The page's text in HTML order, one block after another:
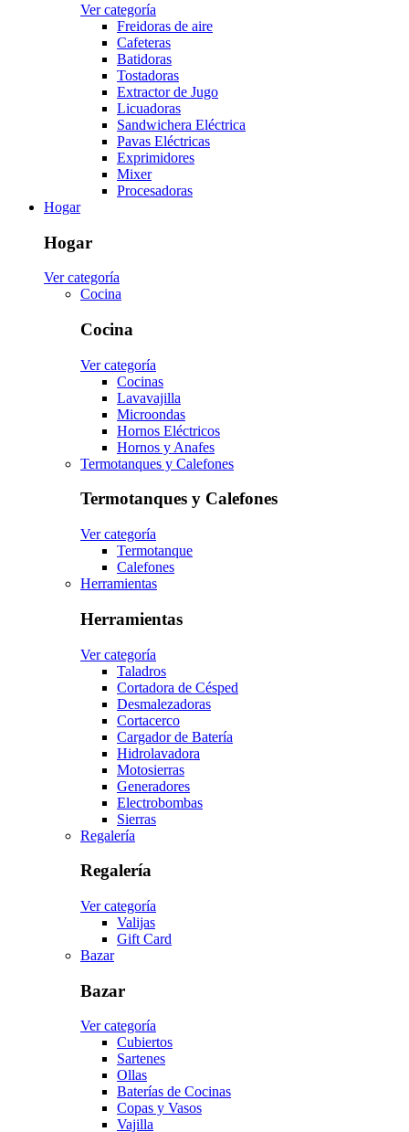
Ver categoría
Freidoras de aire
Cafeteras
Batidoras
Tostadoras
Extractor de Jugo
Licuadoras
Sandwichera Eléctrica
Pavas Eléctricas
Exprimidores
Mixer
Procesadoras
Hogar
Hogar
Ver categoría
Cocina
Cocina
Ver categoría
Cocinas
Lavavajilla
Microondas
Hornos Eléctricos
Hornos y Anafes
Termotanques y Calefones
Termotanques y Calefones
Ver categoría
Termotanque
Calefones
Herramientas
Herramientas
Ver categoría
Taladros
Cortadora de Césped
Desmalezadoras
Cortacerco
Cargador de Batería
Hidrolavadora
Motosierras
Generadores
Electrobombas
Sierras
Regalería
Regalería
Ver categoría
Valijas
Gift Card
Bazar
Bazar
Ver categoría
Cubiertos
Sartenes
Ollas
Baterías de Cocinas
Copas y Vasos
Vajilla